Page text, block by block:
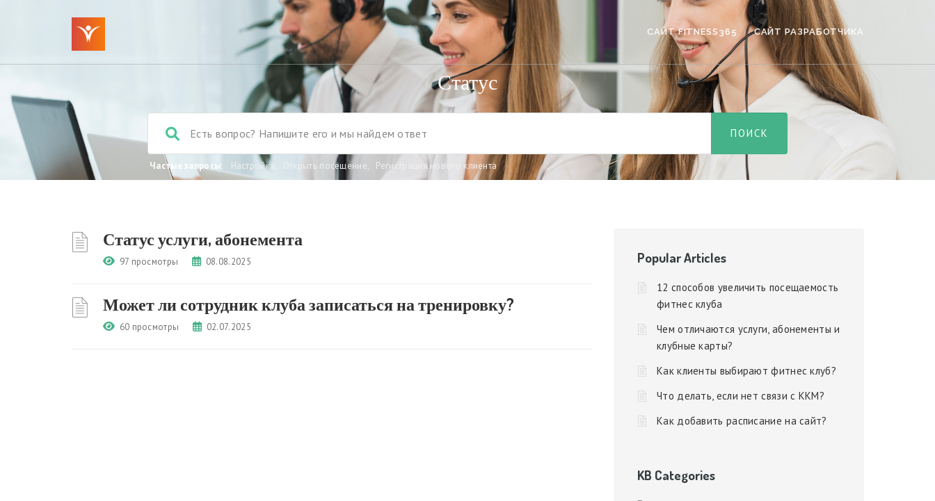
САЙТ FITNESS365 САЙТ РАЗРАБОТЧИКА
Статус
Частые запросы: Настройка Открыть посещение, Регистрация нового клиента
Статус услуги, абонемента
97 просмотры 08.08.2025
Может ли сотрудник клуба записаться на тренировку?
60 просмотры 02.07.2025
Popular Articles
12 способов увеличить посещаемость
фитнес клуба
Чем отличаются услуги, абонементы и
клубные карты?
Как клиенты выбирают фитнес клуб?
Что делать, если нет связи с ККМ?
Как добавить расписание на сайт?
KB Categories